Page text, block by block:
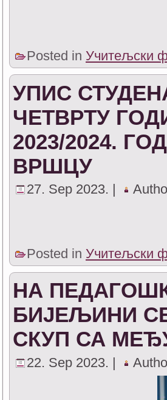
Posted in Учитељски
УПИС
ЧЕТВРТУ
2023/2024.
ВРШЦУ
27. Sep 2023. |
Posted in Учитељски
НА
БИЈЕЉИНИ
СКУП СА
22. Sep 2023. |